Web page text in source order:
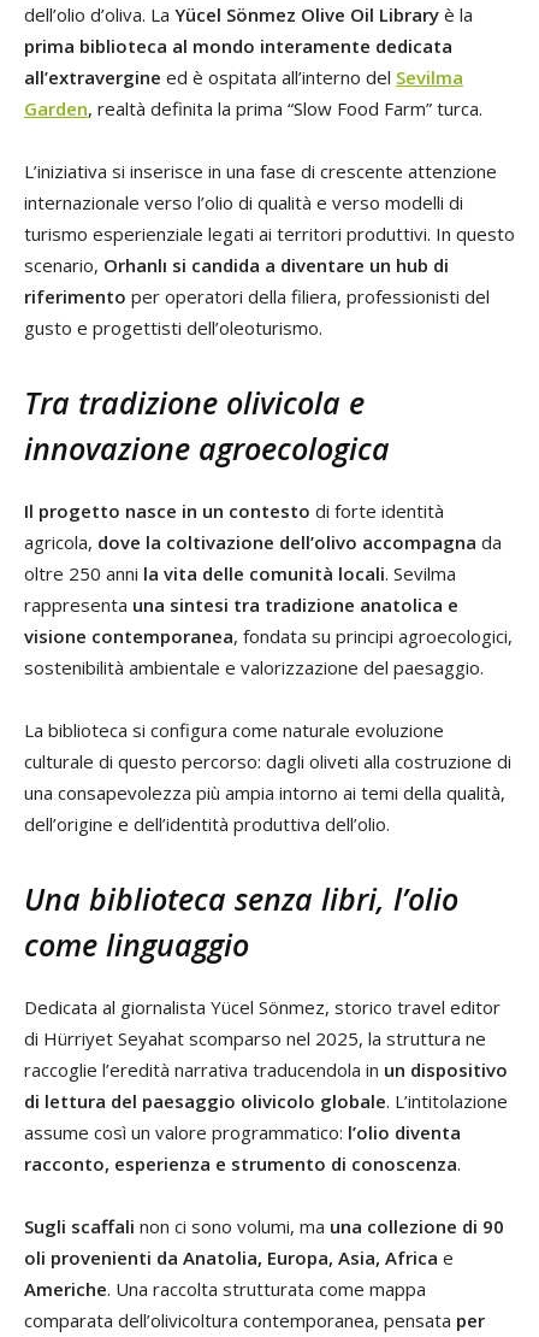
dell’olio d’oliva. La Yücel Sönmez Olive Oil Library è la
prima biblioteca al mondo interamente dedicata
all’extravergine ed è ospitata all’interno del Sevilma
Garden, realtà definita la prima “Slow Food Farm” turca.
L’iniziativa si inserisce in una fase di crescente attenzione
internazionale verso l’olio di qualità e verso modelli di
turismo esperienziale legati ai territori produttivi. In questo
scenario, Orhanlı si candida a diventare un hub di
riferimento per operatori della filiera, professionisti del
gusto e progettisti dell’oleoturismo.
Tra tradizione olivicola e
innovazione agroecologica
Il progetto nasce in un contesto di forte identità
agricola, dove la coltivazione dell’olivo accompagna da
oltre 250 anni la vita delle comunità locali. Sevilma
rappresenta una sintesi tra tradizione anatolica e
visione contemporanea, fondata su principi agroecologici,
sostenibilità ambientale e valorizzazione del paesaggio.
La biblioteca si configura come naturale evoluzione
culturale di questo percorso: dagli oliveti alla costruzione di
una consapevolezza più ampia intorno ai temi della qualità,
dell’origine e dell’identità produttiva dell’olio.
Una biblioteca senza libri, l’olio
come linguaggio
Dedicata al giornalista Yücel Sönmez, storico travel editor
di Hürriyet Seyahat scomparso nel 2025, la struttura ne
raccoglie l’eredità narrativa traducendola in un dispositivo
di lettura del paesaggio olivicolo globale. L’intitolazione
assume così un valore programmatico: l’olio diventa
racconto, esperienza e strumento di conoscenza.
Sugli scaffali non ci sono volumi, ma una collezione di 90
oli provenienti da Anatolia, Europa, Asia, Africa e
Americhe. Una raccolta strutturata come mappa
comparata dell’olivicoltura contemporanea, pensata per